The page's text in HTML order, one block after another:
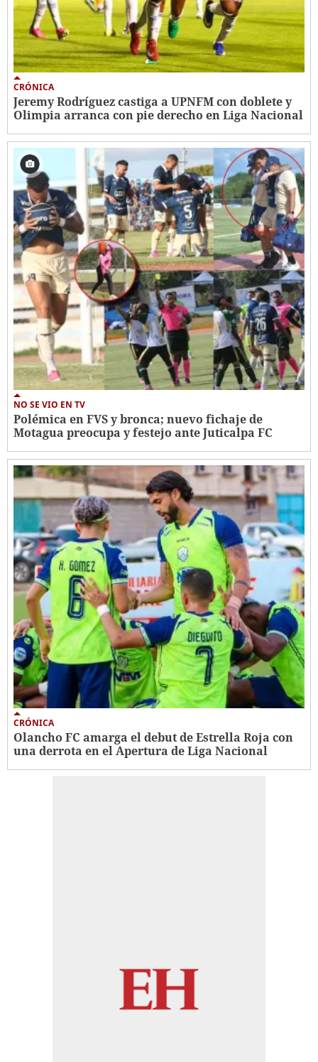
CRÓNICA
Jeremy Rodríguez castiga a UPNFM con doblete y
Olimpia arranca con pie derecho en Liga Nacional
NO SE VIO EN TV
Polémica en FVS y bronca; nuevo fichaje de
Motagua preocupa y festejo ante Juticalpa FC
CRÓNICA
Olancho FC amarga el debut de Estrella Roja con
una derrota en el Apertura de Liga Nacional